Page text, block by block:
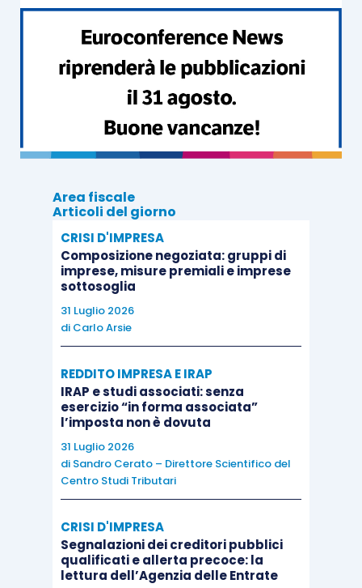
Area fiscale
Articoli del giorno
CRISI D'IMPRESA
Composizione negoziata: gruppi di
imprese, misure premiali e imprese
sottosoglia
31 Luglio 2026
di Carlo Arsie
REDDITO IMPRESA E IRAP
IRAP e studi associati: senza
esercizio “in forma associata”
l’imposta non è dovuta
31 Luglio 2026
di Sandro Cerato – Direttore Scientifico del
Centro Studi Tributari
CRISI D'IMPRESA
Segnalazioni dei creditori pubblici
qualificati e allerta precoce: la
lettura dell’Agenzia delle Entrate